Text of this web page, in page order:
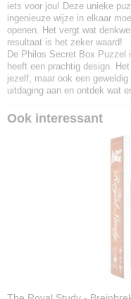
iets voor jou! Deze unieke
ingenieuze wijze in elkaar
openen. Het vergt wat
resultaat is het zeker waard!
De Philos Secret Box Puzzel
heeft een prachtig design.
jezelf, maar ook een
uitdaging aan en ontdek wat
Ook interessant